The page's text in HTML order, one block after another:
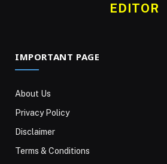
EDITOR
IMPORTANT PAGE
About Us
Privacy Policy
Disclaimer
Terms & Conditions